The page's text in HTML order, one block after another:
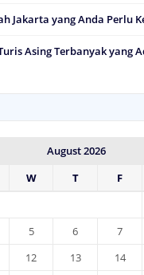
Jakarta yang Anda Perlu
Asing Terbanyak yang
August 2026
W T F
5 6 7
12 13 14